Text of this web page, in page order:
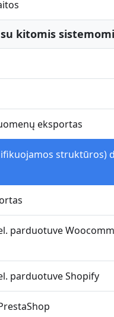
kitomis
eksportas
struktūros)
parduotuve
parduotuve Shopify